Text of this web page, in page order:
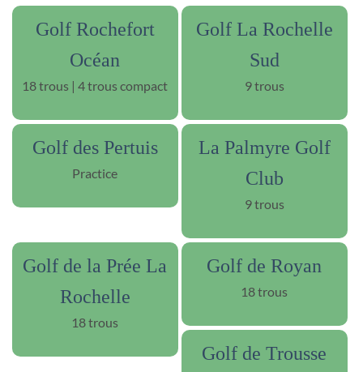
Golf Rochefort
Océan
18 trous | 4 trous compact
Golf La Rochelle
Sud
9 trous
Golf des Pertuis
Practice
La Palmyre Golf
Club
9 trous
Golf de la Prée La
Rochelle
18 trous
Golf de Royan
18 trous
Golf de Trousse